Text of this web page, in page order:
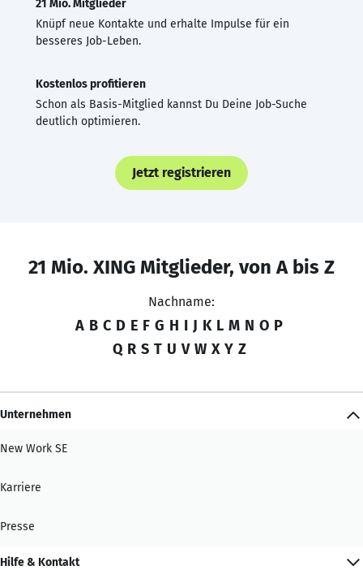
21 Mio. Mitglieder
Knüpf neue Kontakte und erhalte Impulse für ein
besseres Job-Leben.
Kostenlos profitieren
Schon als Basis-Mitglied kannst Du Deine Job-Suche
deutlich optimieren.
Jetzt registrieren
21 Mio. XING Mitglieder, von A bis Z
Nachname:
A B C D E F G H I J K L M N O P
Q R S T U V W X Y Z
Unternehmen
New Work SE
Karriere
Presse
Hilfe & Kontakt